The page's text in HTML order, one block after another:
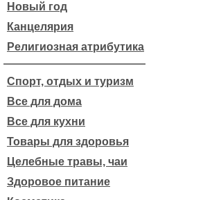
Новый год
Канцелярия
Религиозная атрибутика
Спорт, отдых и туризм
Все для дома
Все для кухни
Товары для здоровья
Целебные травы, чаи
Здоровое питание